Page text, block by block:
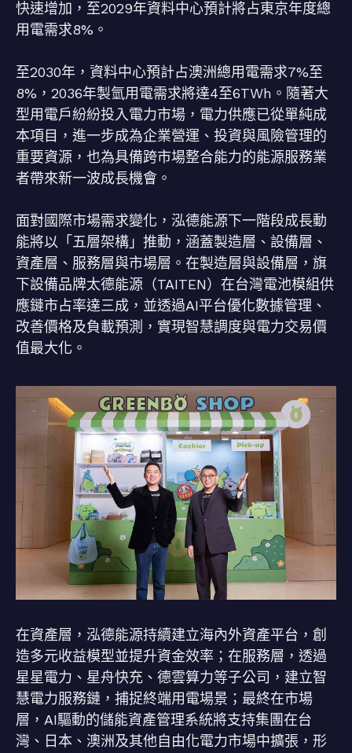
快速增加，至2029年資料中心預計將占東京年度總
用電需求8%。
至2030年，資料中心預計占澳洲總用電需求7%至
8%，2036年製氫用電需求將達4至6TWh。隨著大
型用電戶紛紛投入電力市場，電力供應已從單純成
本項目，進一步成為企業營運、投資與風險管理的
重要資源，也為具備跨市場整合能力的能源服務業
者帶來新一波成長機會。
面對國際市場需求變化，泓德能源下一階段成長動
能將以「五層架構」推動，涵蓋製造層、設備層、
資產層、服務層與市場層。在製造層與設備層，旗
下設備品牌太德能源（TAITEN）在台灣電池模組供
應鏈市占率達三成，並透過AI平台優化數據管理、
改善價格及負載預測，實現智慧調度與電力交易價
值最大化。
在資產層，泓德能源持續建立海內外資產平台，創
造多元收益模型並提升資金效率；在服務層，透過
星星電力、星舟快充、德雲算力等子公司，建立智
慧電力服務鏈，捕捉終端用電場景；最終在市場
層，AI驅動的儲能資產管理系統將支持集團在台
灣、日本、澳洲及其他自由化電力市場中擴張，形